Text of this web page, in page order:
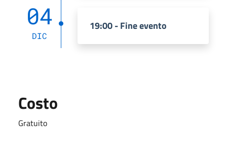
04
DIC
19:00 - Fine evento
Costo
Gratuito